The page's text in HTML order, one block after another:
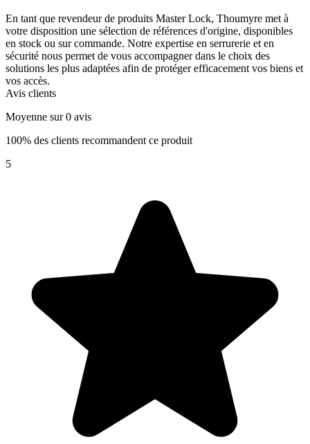
En tant que revendeur de produits Master Lock, Thoumyre met à
votre disposition une sélection de références d'origine, disponibles
en stock ou sur commande. Notre expertise en serrurerie et en
sécurité nous permet de vous accompagner dans le choix des
solutions les plus adaptées afin de protéger efficacement vos biens et
vos accès.
Avis clients
Moyenne sur 0 avis
100% des clients recommandent ce produit
5